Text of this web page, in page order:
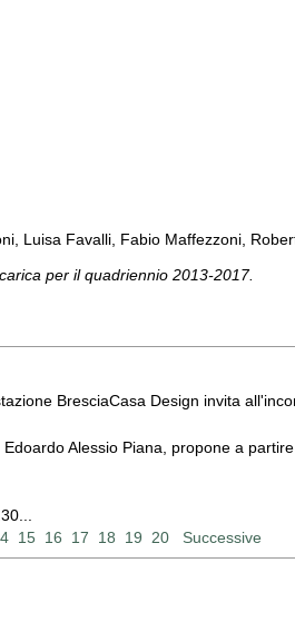
Luisa Favalli, Fabio Maffezzoni,
per il quadriennio 2013-2017.
BresciaCasa Design invita
Alessio Piana, propone a
15 16 17 18 19 20 Successive